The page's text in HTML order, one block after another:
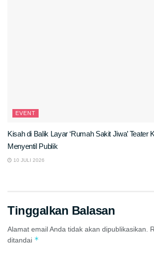
EVENT
Kisah di Balik Layar ‘Rumah Sakit Jiwa’ Teater
Menyentil Publik
10 JULI 2026
Tinggalkan Balasan
Alamat email Anda tidak akan dipublikasikan.
ditandai *